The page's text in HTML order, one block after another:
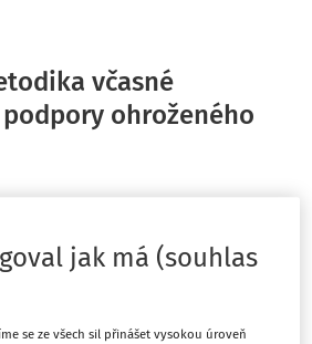
včasné
ohroženého
se může stát každé dítě. Za
chování, kterého se vůči
koho dítě zná, kdo mu je blízký,
jak má (souhlas
se ze všech sil přinášet vysokou úroveň